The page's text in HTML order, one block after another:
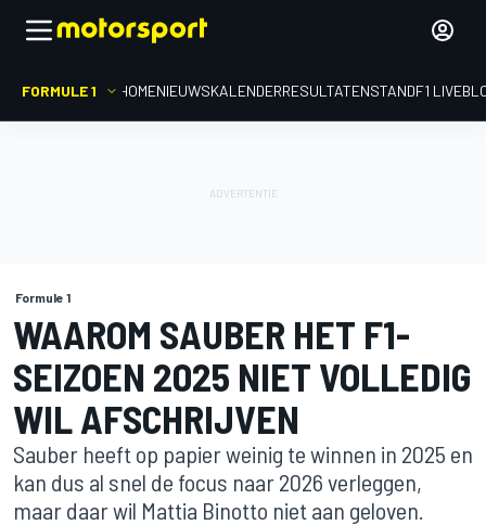
FORMULE 1 HOMENIEUWSKALENDERRESULTATENSTANDF1
Formule 1
WAAROM SAUBER HET F1-
SEIZOEN 2025 NIET VOLLEDIG
WIL AFSCHRIJVEN
Sauber heeft op papier weinig te winnen in 2025 en
kan dus al snel de focus naar 2026 verleggen,
maar daar wil Mattia Binotto niet aan geloven.